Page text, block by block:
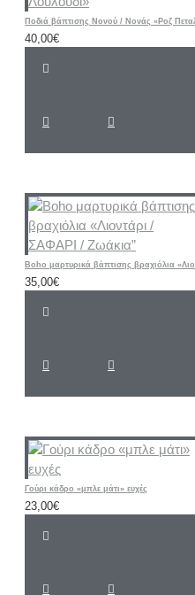
40,00€
35,00€
Γούρι κάδρο «μπλε μάτι» ευχές
23,00€